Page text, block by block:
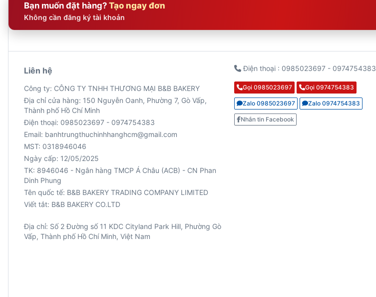
Bạn muốn đặt hàng? Tạo ngay đơn
Không cần đăng ký tài khoản
Liên hệ
Công ty: CÔNG TY TNHH THƯƠNG MẠI B&B BAKERY
Địa chỉ cửa hàng: 150 Nguyễn Oanh, Phường 7, Gò Vấp,
Thành phố Hồ Chí Minh
Điện thoại: 0985023697 - 0974754383
Email: banhtrungthuchinhhanghcm@gmail.com
MST: 0318946046
Ngày cấp: 12/05/2025
TK: 8946046 - Ngân hàng TMCP Á Châu (ACB) - CN Phan
Viết tắt: B&B BAKERY CO.LTD
Địa chỉ: Số 2 Đường số 11 KDC Cityland Park Hill, Phường Gò
Vấp, Thành phố Hồ Chí Minh, Việt Nam
Điện thoại : 0985023697 - 0974754383
Gọi 0985023697 Gọi 0974754383
Zalo 0985023697 Zalo 0974754383
Nhắn tin Facebook